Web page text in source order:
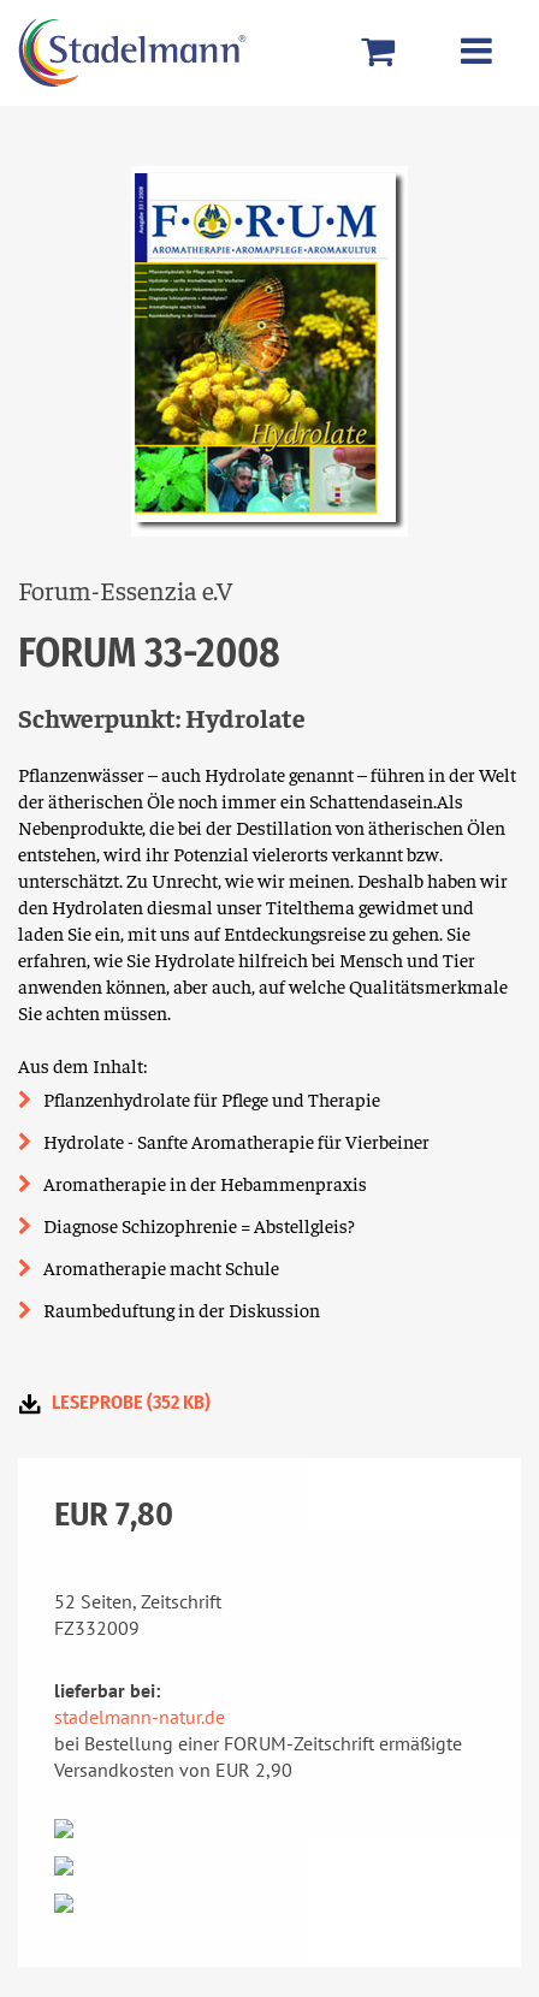
Forum-Essenzia e.V
FORUM 33-2008
Schwerpunkt: Hydrolate
Pflanzenwässer – auch Hydrolate genannt – führen in der Welt
der ätherischen Öle noch immer ein Schattendasein.Als
Nebenprodukte, die bei der Destillation von ätherischen Ölen
entstehen, wird ihr Potenzial vielerorts verkannt bzw.
unterschätzt. Zu Unrecht, wie wir meinen. Deshalb haben wir
den Hydrolaten diesmal unser Titelthema gewidmet und
laden Sie ein, mit uns auf Entdeckungsreise zu gehen. Sie
erfahren, wie Sie Hydrolate hilfreich bei Mensch und Tier
anwenden können, aber auch, auf welche Qualitätsmerkmale
Sie achten müssen.
Aus dem Inhalt:
Pflanzenhydrolate für Pflege und Therapie
Hydrolate - Sanfte Aromatherapie für Vierbeiner
Aromatherapie in der Hebammenpraxis
Diagnose Schizophrenie = Abstellgleis?
Aromatherapie macht Schule
Raumbeduftung in der Diskussion
LESEPROBE (352 KB)
EUR 7,80
52 Seiten, Zeitschrift
FZ332009
lieferbar bei:
stadelmann-natur.de
bei Bestellung einer FORUM-Zeitschrift ermäßigte
Versandkosten von EUR 2,90